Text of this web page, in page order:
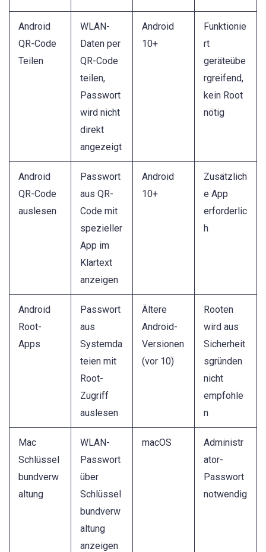
Android
QR-Code
Teilen
WLAN-
Daten per
QR-Code
teilen,
Passwort
wird nicht
direkt
angezeigt
Android
10+
Funktionie
rt
geräteübe
rgreifend,
kein Root
nötig
Android
QR-Code
auslesen
Passwort
aus QR-
Code mit
spezieller
App im
Klartext
anzeigen
Android
10+
Zusätzlich
e App
erforderlic
h
Android
Root-
Apps
Passwort
aus
Systemda
teien mit
Root-
Zugriff
auslesen
Ältere
Android-
Versionen
(vor 10)
Rooten
wird aus
Sicherheit
sgründen
nicht
empfohle
n
Mac
Schlüssel
bundverw
altung
WLAN-
Passwort
über
Schlüssel
bundverw
altung
anzeigen
macOS
Administr
ator-
Passwort
notwendig